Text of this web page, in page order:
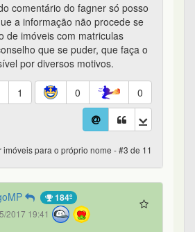
comentário do fagner só posso
a informação não procede se
de imóveis com matriculas
que se puder, que faça o
por diversos motivos.
1 0 0
imóveis para o próprio nome - #3 de 11
184º
2017 19:41